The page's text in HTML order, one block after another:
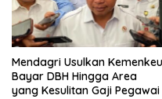
Mendagri Usulkan Kemenkeu
Bayar DBH Hingga Area
yang Kesulitan Gaji Pegawai